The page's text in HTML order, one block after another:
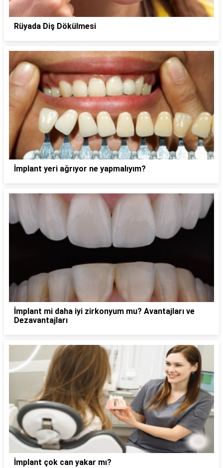
Rüyada Diş Dökülmesi
İmplant yeri ağrıyor ne yapmalıyım?
İmplant mi daha iyi zirkonyum mu? Avantajları ve
Dezavantajları
İmplant çok can yakar mı?